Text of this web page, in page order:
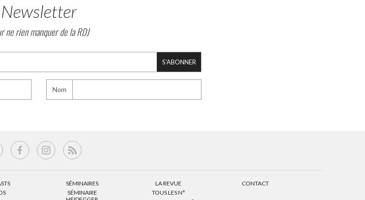
Newsletter
ne rien manquer de la RDJ
S'ABONNER
Nom
SÉMINAIRES
SÉMINAIRE
LA REVUE
TOUS LES N°
CONTACT